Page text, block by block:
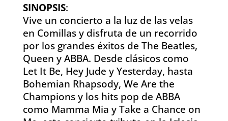
SINOPSIS:
Vive un concierto a la luz de las velas
en Comillas y disfruta de un recorrido
por los grandes éxitos de The Beatles,
Queen y ABBA. Desde clásicos como
Let It Be, Hey Jude y Yesterday, hasta
Bohemian Rhapsody, We Are the
Champions y los hits pop de ABBA
como Mamma Mia y Take a Chance on